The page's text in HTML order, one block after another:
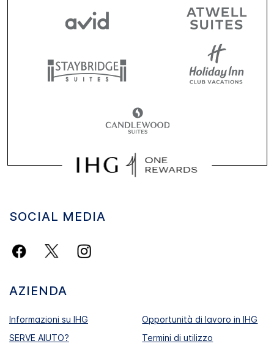
SOCIAL MEDIA
AZIENDA
Informazioni su IHG
Opportunità di lavoro in IHG
SERVE AIUTO?
Termini di utilizzo